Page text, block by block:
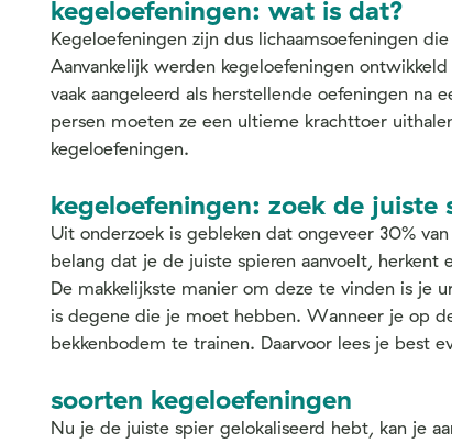
kegeloefeningen: wat is dat?
Kegeloefeningen zijn dus lichaamsoefeningen
Aanvankelijk werden kegeloefeningen
vaak aangeleerd als herstellende oefeningen
persen moeten ze een ultieme krachttoer
kegeloefeningen.
kegeloefeningen: zoek de juiste
Uit onderzoek is gebleken dat ongeveer 30%
belang dat je de juiste spieren aanvoelt, herkent
De makkelijkste manier om deze te vinden is je
is degene die je moet hebben. Wanneer je op
bekkenbodem te trainen. Daarvoor lees je best
soorten kegeloefeningen
Nu je de juiste spier gelokaliseerd hebt, kan je